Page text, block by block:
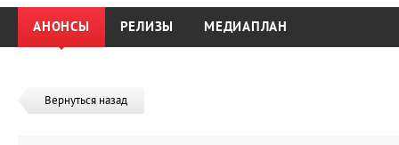
АНОНСЫ РЕЛИЗЫ МЕДИАПЛАН
Вернуться назад